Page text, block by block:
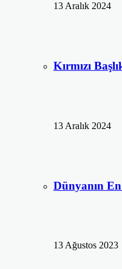
13 Aralık 2024
Kırmızı
13 Aralık 2024
Dünyanın
13 Ağustos 2023